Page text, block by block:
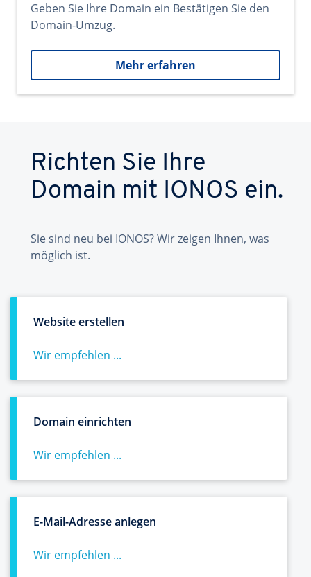
Geben Sie Ihre Domain ein Bestätigen Sie den
Domain-Umzug.
Mehr erfahren
Richten Sie Ihre
Domain mit IONOS ein.
Sie sind neu bei IONOS? Wir zeigen Ihnen, was
möglich ist.
Website erstellen
Wir empfehlen ...
Domain einrichten
Wir empfehlen ...
E-Mail-Adresse anlegen
Wir empfehlen ...